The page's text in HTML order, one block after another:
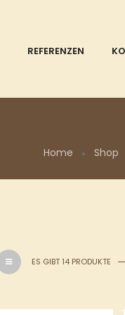
REFERENZEN
Home Shop
ES GIBT 14 PRODUKTE